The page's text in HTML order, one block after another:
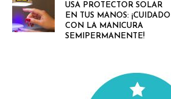
USA PROTECTOR SOLAR
EN TUS MANOS: ¡CUIDADO
CON LA MANICURA
SEMIPERMANENTE!